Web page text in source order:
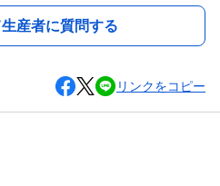
産者に質問する
リンクをコピー